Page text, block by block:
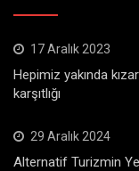
17 Aralık 2023
Hepimiz yakında
karşıtlığı
29 Aralık 2024
Alternatif Turizmin